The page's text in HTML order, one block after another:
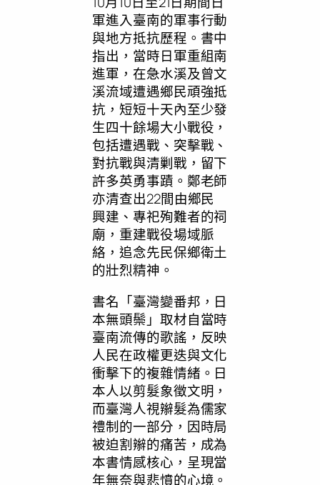
軍進入臺南的軍事行動
與地方抵抗歷程。書中
指出，當時日軍重組南
進軍，在急水溪及曾文
溪流域遭遇鄉民頑強抵
抗，短短十天內至少發
生四十餘場大小戰役，
包括遭遇戰、突擊戰、
對抗戰與清剿戰，留下
許多英勇事蹟。鄭老師
亦清查出22間由鄉民
興建、專祀殉難者的祠
廟，重建戰役場域脈
絡，追念先民保鄉衛土
的壯烈精神。
書名「臺灣變番邦，日
本無頭鬃」取材自當時
臺南流傳的歌謠，反映
人民在政權更迭與文化
衝擊下的複雜情緒。日
本人以剪髮象徵文明，
而臺灣人視辮髮為儒家
禮制的一部分，因時局
被迫割辮的痛苦，成為
本書情感核心，呈現當
年無奈與悲憤的心境。